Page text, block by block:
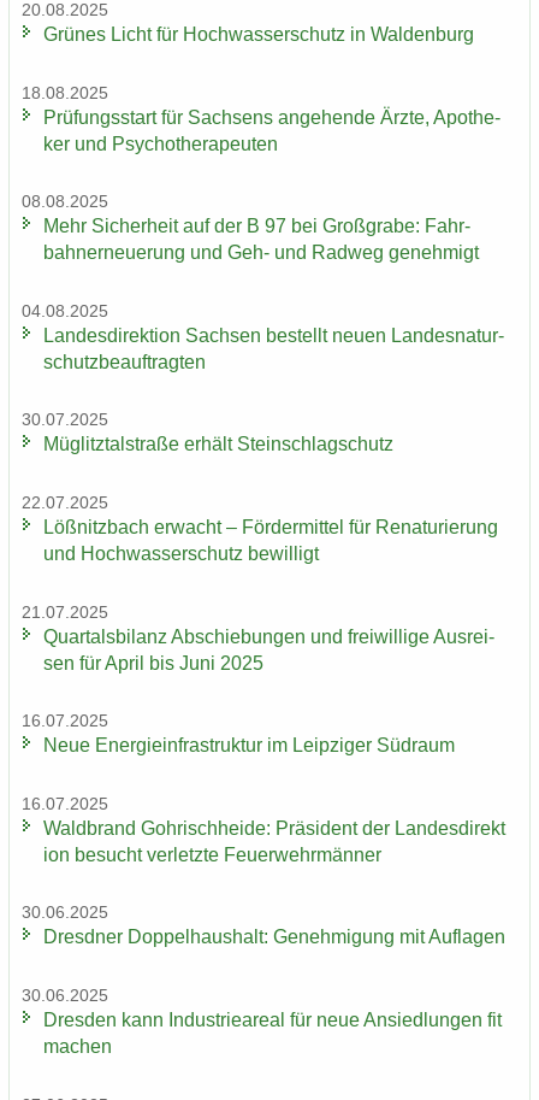
20.08.2025
Grü­nes Licht für Hoch­was­ser­schutz in Wal­den­burg
18.08.2025
Prü­fungs­start für Sach­sens an­ge­hen­de Ärzte, Apo­the­
ker und Psy­cho­the­ra­peu­ten
08.08.2025
Mehr Si­cher­heit auf der B 97 bei Groß­gra­be: Fahr­
bahn­erneue­rung und Geh- und Rad­weg ge­neh­migt
04.08.2025
Lan­des­di­rek­ti­on Sach­sen be­stellt neuen Lan­des­na­tur­
schutz­be­auf­trag­ten
30.07.2025
Müg­litz­tal­stra­ße er­hält Stein­schlag­schutz
22.07.2025
Löß­nitz­bach er­wacht – För­der­mit­tel für Re­na­tu­rie­rung
und Hoch­was­ser­schutz be­wil­ligt
21.07.2025
Quar­tals­bi­lanz Ab­schie­bun­gen und frei­wil­li­ge Aus­rei­
sen für April bis Juni 2025
16.07.2025
Neue En­er­gie­in­fra­struk­tur im Leip­zi­ger Süd­raum
16.07.2025
Wald­brand Gohrisch­hei­de: Prä­si­dent der Lan­des­di­rek­t
i­on be­sucht ver­letz­te Feu­er­wehr­män­ner
30.06.2025
Dresd­ner Dop­pel­haus­halt: Ge­neh­mi­gung mit Auf­la­gen
30.06.2025
Dres­den kann In­dus­trie­are­al für neue An­sied­lun­gen fit
ma­chen